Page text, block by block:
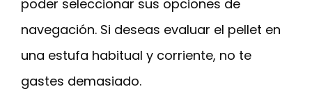
poder seleccionar sus opciones de
navegación. Si deseas evaluar el pellet en
una estufa habitual y corriente, no te
gastes demasiado.